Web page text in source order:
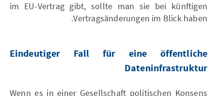
im EU-Vertrag gibt, sollte man sie bei künftigen
Vertragsänderungen im Blick haben.
Eindeutiger Fall für eine öffentliche
Dateninfrastruktur
Wenn es in einer Gesellschaft politischen Konsens